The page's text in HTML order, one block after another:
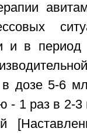
и в период
дозе 5-6
- 1 раз в 2-